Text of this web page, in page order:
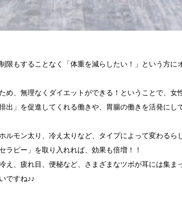
限もすることなく「体重を減らしたい！」という方に
め、無理なくダイエットができる！ということで、女
出」を促進してくれる働きや、胃腸の働きを活発にし
ルモン太り、冷え太りなど、タイプによって変わるら
ラピー」を取り入れれば、効果も倍増！！
え、疲れ目、便秘など、さまざまなツボが耳には集ま
ですね♪♪